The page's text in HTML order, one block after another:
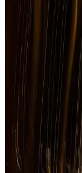
Apple destek
bilgileriyle
Turk Telekom
Yöntemleri ve
Turk Telekom hat
öğrenmek için
hizmetlerini
güncel ve doğru
Telefon
Edilir Güncel